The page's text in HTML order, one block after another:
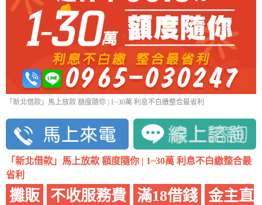
「新北借款」馬上放款 額度隨你 | 1~30萬 利息不白繳整合最省利
「新北借款」馬上放款 額度隨你 | 1~30萬 利息不白繳整合最
省利
攤販 不收服務費 滿18借錢
金主直